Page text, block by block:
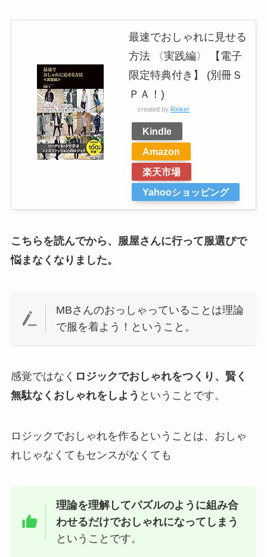
最速でおしゃれに見せる
方法 〈実践編〉 【電子
限定特典付き】 (別冊Ｓ
ＰＡ！)
created by Rinker
Kindle
Amazon
楽天市場
Yahooショッピング
こちらを読んでから、服屋さんに行って服選びで
悩まなくなりました。
MBさんのおっしゃっていることは理論
で服を着よう！ということ。
感覚ではなく ロジックでおしゃれをつくり、賢く
無駄なくおしゃれをしよう ということです。
ロジックでおしゃれを作るということは、おしゃ
れじゃなくてもセンスがなくても
理論を理解してパズルのように組み合
わせるだけでおしゃれになってしまう
ということです。